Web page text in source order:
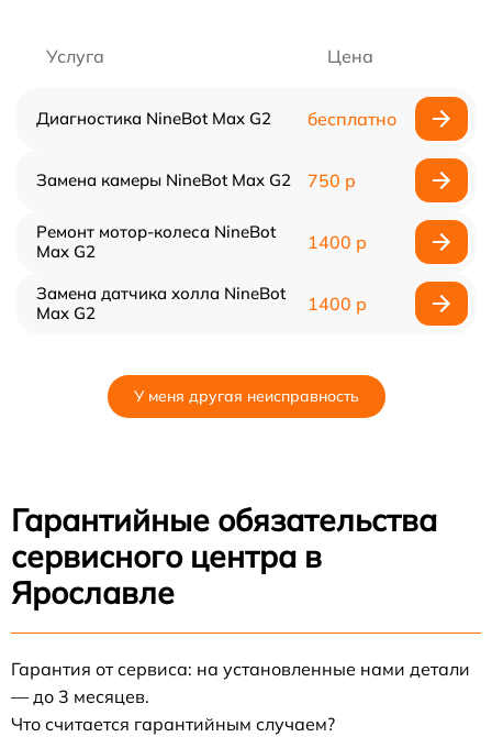
Услуга Цена
Диагностика NineBot Max G2 бесплатно
Замена камеры NineBot Max G2 750 р
Ремонт мотор-колеса NineBot
Max G2
1400 р
Замена датчика холла NineBot
Max G2
1400 р
У меня другая неисправность
Гарантийные обязательства
сервисного центра в
Ярославле
Гарантия от сервиса: на установленные нами детали
— до 3 месяцев.
Что считается гарантийным случаем?